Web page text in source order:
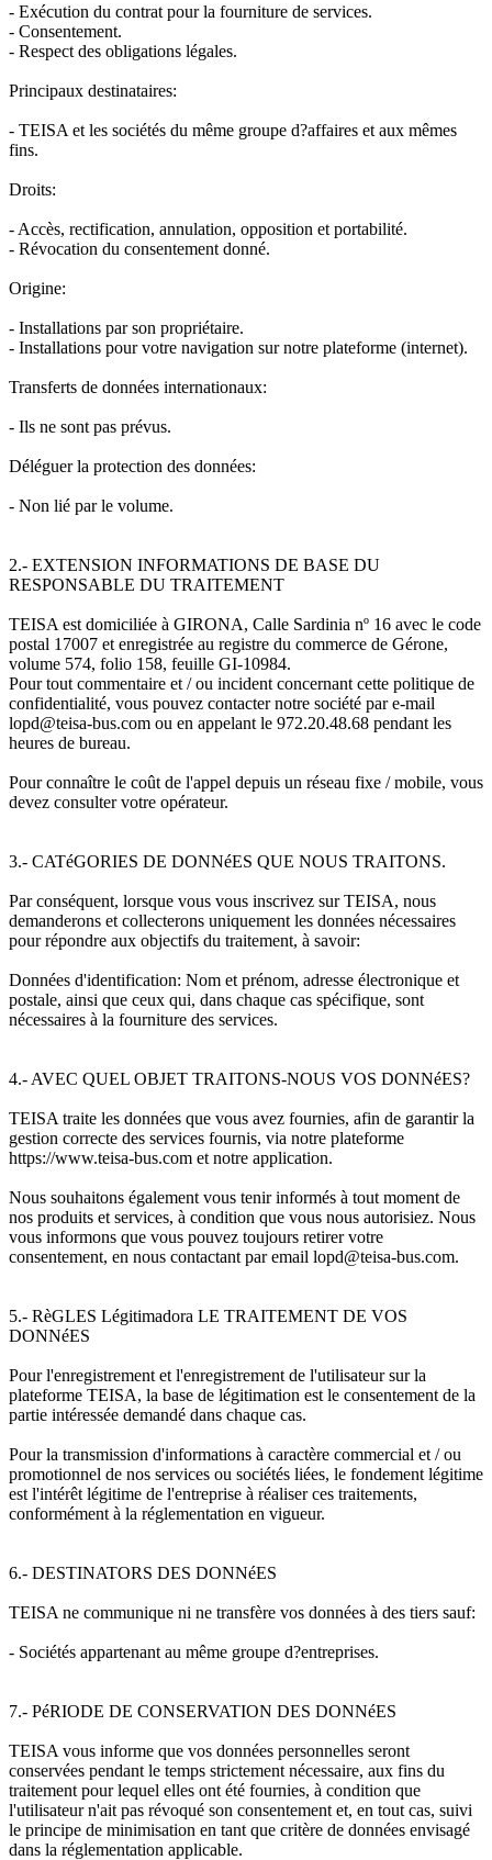
- Exécution du contrat pour la fourniture de services.
- Consentement.
- Respect des obligations légales.
Principaux destinataires:
- TEISA et les sociétés du même groupe d?affaires et aux mêmes
fins.
Droits:
- Accès, rectification, annulation, opposition et portabilité.
- Révocation du consentement donné.
Origine:
- Installations par son propriétaire.
- Installations pour votre navigation sur notre plateforme (internet).
Transferts de données internationaux:
- Ils ne sont pas prévus.
Déléguer la protection des données:
- Non lié par le volume.
2.- EXTENSION INFORMATIONS DE BASE DU
RESPONSABLE DU TRAITEMENT
TEISA est domiciliée à GIRONA, Calle Sardinia nº 16 avec le code
postal 17007 et enregistrée au registre du commerce de Gérone,
volume 574, folio 158, feuille GI-10984.
Pour tout commentaire et / ou incident concernant cette politique de
confidentialité, vous pouvez contacter notre société par e-mail
lopd@teisa-bus.com ou en appelant le 972.20.48.68 pendant les
heures de bureau.
Pour connaître le coût de l'appel depuis un réseau fixe / mobile, vous
devez consulter votre opérateur.
3.- CATéGORIES DE DONNéES QUE NOUS TRAITONS.
Par conséquent, lorsque vous vous inscrivez sur TEISA, nous
demanderons et collecterons uniquement les données nécessaires
pour répondre aux objectifs du traitement, à savoir:
Données d'identification: Nom et prénom, adresse électronique et
postale, ainsi que ceux qui, dans chaque cas spécifique, sont
nécessaires à la fourniture des services.
4.- AVEC QUEL OBJET TRAITONS-NOUS VOS DONNéES?
TEISA traite les données que vous avez fournies, afin de garantir la
gestion correcte des services fournis, via notre plateforme
https://www.teisa-bus.com et notre application.
Nous souhaitons également vous tenir informés à tout moment de
nos produits et services, à condition que vous nous autorisiez. Nous
vous informons que vous pouvez toujours retirer votre
consentement, en nous contactant par email lopd@teisa-bus.com.
5.- RèGLES Légitimadora LE TRAITEMENT DE VOS
DONNéES
Pour l'enregistrement et l'enregistrement de l'utilisateur sur la
plateforme TEISA, la base de légitimation est le consentement de la
partie intéressée demandé dans chaque cas.
Pour la transmission d'informations à caractère commercial et / ou
promotionnel de nos services ou sociétés liées, le fondement légitime
est l'intérêt légitime de l'entreprise à réaliser ces traitements,
conformément à la réglementation en vigueur.
6.- DESTINATORS DES DONNéES
TEISA ne communique ni ne transfère vos données à des tiers sauf:
- Sociétés appartenant au même groupe d?entreprises.
7.- PéRIODE DE CONSERVATION DES DONNéES
TEISA vous informe que vos données personnelles seront
conservées pendant le temps strictement nécessaire, aux fins du
traitement pour lequel elles ont été fournies, à condition que
l'utilisateur n'ait pas révoqué son consentement et, en tout cas, suivi
le principe de minimisation en tant que critère de données envisagé
dans la réglementation applicable.